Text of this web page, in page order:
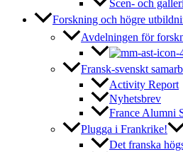
Scen- och
Forskning och högre
Avdelningen för
Fransk-svenskt
Activity Report
Nyhetsbrev
France Alumni
Plugga i Frankrike!
Det franska